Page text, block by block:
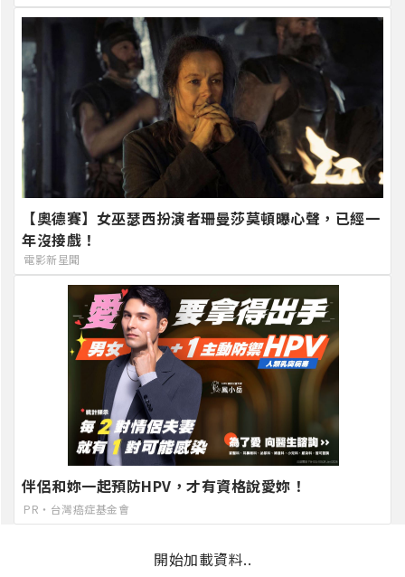
【奧德賽】女巫瑟西扮演者珊曼莎莫頓曝心聲，已經一
年沒接戲！
電影新星聞
伴侶和妳一起預防HPV，才有資格說愛妳！
PR・台灣癌症基金會
開始加載資料..